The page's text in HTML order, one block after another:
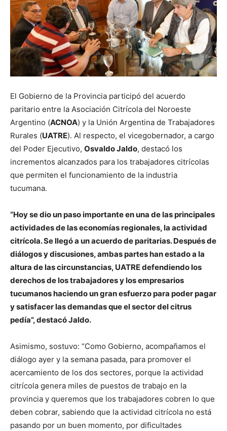
El Gobierno de la Provincia participó del acuerdo
paritario entre la Asociación Citrícola del Noroeste
Argentino (ACNOA) y la Unión Argentina de Trabajadores
Rurales (UATRE). Al respecto, el vicegobernador, a cargo
del Poder Ejecutivo, Osvaldo Jaldo, destacó los
incrementos alcanzados para los trabajadores citrícolas
que permiten el funcionamiento de la industria
tucumana.
“Hoy se dio un paso importante en una de las principales
actividades de las economías regionales, la actividad
citrícola. Se llegó a un acuerdo de paritarias. Después de
diálogos y discusiones, ambas partes han estado a la
altura de las circunstancias, UATRE defendiendo los
derechos de los trabajadores y los empresarios
tucumanos haciendo un gran esfuerzo para poder pagar
y satisfacer las demandas que el sector del citrus
pedía”, destacó Jaldo.
Asimismo, sostuvo: “Como Gobierno, acompañamos el
diálogo ayer y la semana pasada, para promover el
acercamiento de los dos sectores, porque la actividad
citrícola genera miles de puestos de trabajo en la
provincia y queremos que los trabajadores cobren lo que
deben cobrar, sabiendo que la actividad citrícola no está
pasando por un buen momento, por dificultades